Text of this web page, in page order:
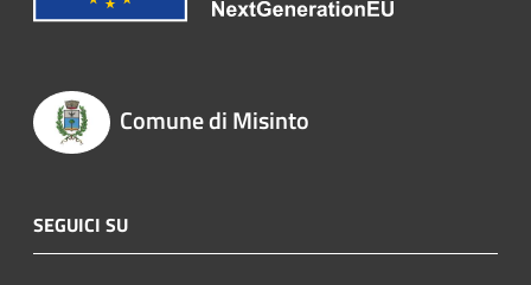
Comune di Misinto
SEGUICI SU